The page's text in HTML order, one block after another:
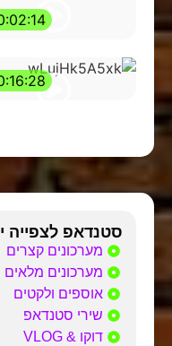
סטנדאפ לצפייה
מערכונים קצרים
מערכונים מלאים
אוספים ולקטים
שירי סטנדאפ
דוקו & VLOG